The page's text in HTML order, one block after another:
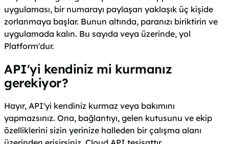
uygulaması, bir numarayı paylaşan yaklaşık üç kişide
zorlanmaya başlar. Bunun altında, paranızı biriktirin ve
uygulamada kalın. Bu sayıda veya üzerinde, yol
Platform'dur.
API'yi kendiniz mi kurmanız
gerekiyor?
Hayır, API'yi kendiniz kurmaz veya bakımını
yapmazsınız. Ona, bağlantıyı, gelen kutusunu ve ekip
özelliklerini sizin yerinize halleden bir çalışma alanı